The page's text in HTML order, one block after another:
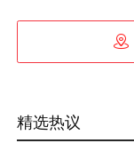

精选热议